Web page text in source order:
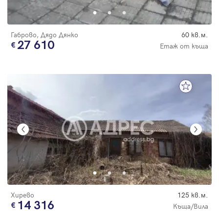
Габрово, Дядо Дянко 60 кв.м.
27 610 Етаж от къща
Хирево 125 кв.м.
14 316 Къща/Вила